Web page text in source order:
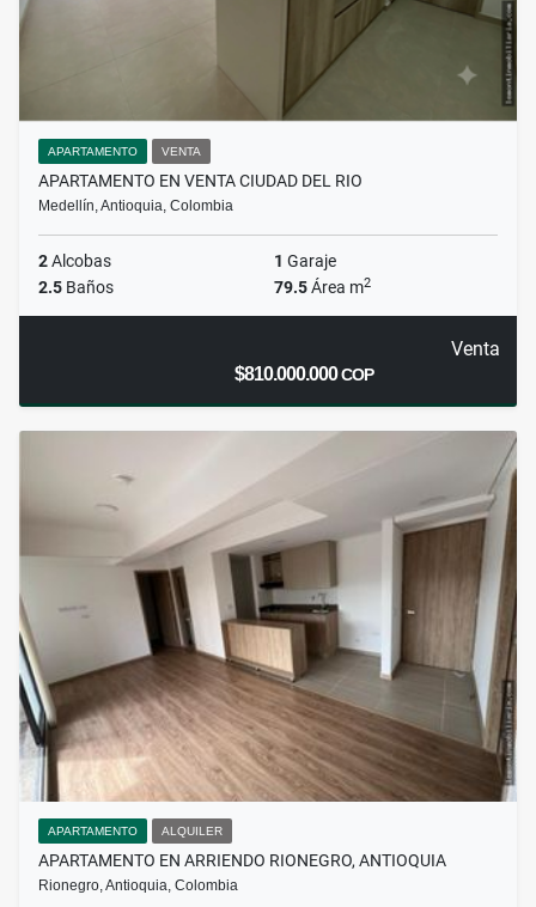
APARTAMENTO VENTA
APARTAMENTO EN VENTA CIUDAD DEL RIO
Medellín, Antioquia, Colombia
2Alcobas 1 Garaje
2.5 Baños 79.5Área m2
Venta
$810.000.000COP
APARTAMENTO ALQUILER
APARTAMENTO EN ARRIENDO RIONEGRO, ANTIOQUIA
Rionegro, Antioquia, Colombia